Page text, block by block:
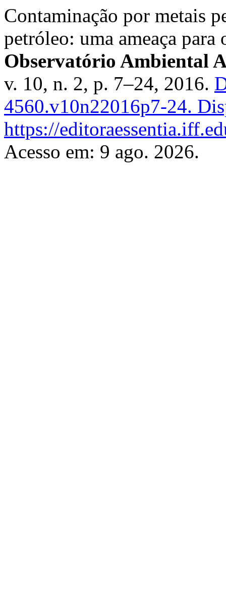
Contaminação por metais
petróleo: uma ameaça para
Observatório Ambiental
v. 10, n. 2, p. 7–24, 2016.
4560.v10n22016p7-24.
https://
Acesso em: 9 ago. 2026.